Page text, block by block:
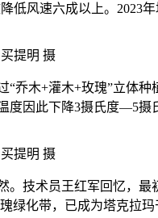
低风速六成以上。2023
提明 摄
木+灌木+玫瑰”立体种
度因此下降3摄氏度—5摄
提明 摄
术员王红军回忆，最
绿化带，已成为塔克拉玛